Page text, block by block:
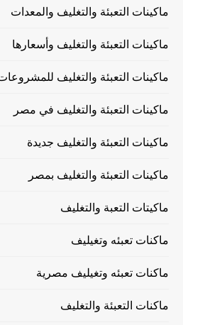
ماكينات التعبئة والتغليف والمعدات
ماكينات التعبئة والتغليف وأسعارها
ماكينات التعبئة والتغليف
ماكينات التعبئة والتغليف في مصر
ماكينات التعبئة والتغليف جديدة
ماكينات التعبئة والتغليف بمصر
ماكيتات التعبة والتغليف
ماكنات تعبئه وتغيليف
ماكنات تعبئه وتغيليف مصرية
ماكنات التعبئة والتغليف